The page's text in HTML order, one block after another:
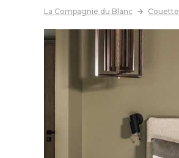
La Compagnie du Blanc Couette